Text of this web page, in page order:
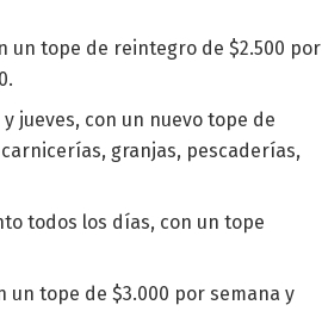
un tope de reintegro de $2.500 por
jueves, con un nuevo tope de
granjas, pescaderías,
todos los días, con un tope
un tope de $3.000 por semana y